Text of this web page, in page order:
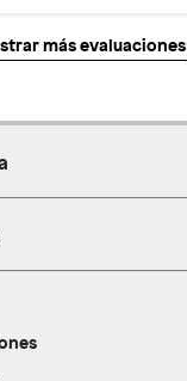
más evaluaciones